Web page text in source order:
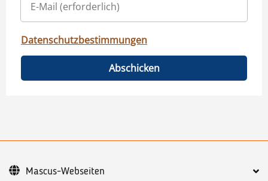
Datenschutzbestimmungen
Abschicken
Mascus-Webseiten